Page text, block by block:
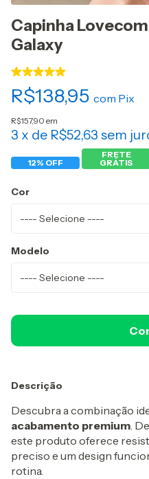
Capinha
Galaxy
R$138,95 com Pix
R$157,90 em
3 x de R$52,63 sem
12% OFF
FRETE
GRÁTIS
Cor
Modelo
Descrição
Descubra a combinação
acabamento premium.
este produto oferece
preciso e um design
rotina.